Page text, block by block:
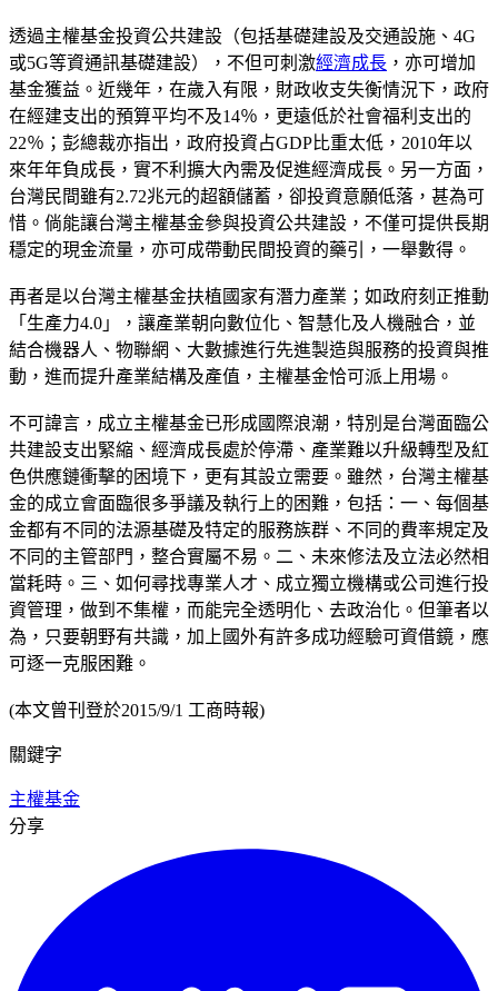
透過主權基金投資公共建設（包括基礎建設及交通設施、4G
或5G等資通訊基礎建設），不但可刺激經濟成長 ，亦可增加
基金獲益。近幾年，在歲入有限，財政收支失衡情況下，政府
在經建支出的預算平均不及14％，更遠低於社會福利支出的
22％；彭總裁亦指出，政府投資占GDP比重太低，2010年以
來年年負成長，實不利擴大內需及促進經濟成長。另一方面，
台灣民間雖有2.72兆元的超額儲蓄，卻投資意願低落，甚為可
惜。倘能讓台灣主權基金參與投資公共建設，不僅可提供長期
穩定的現金流量，亦可成帶動民間投資的藥引，一舉數得。
再者是以台灣主權基金扶植國家有潛力產業；如政府刻正推動
「生產力4.0」，讓產業朝向數位化、智慧化及人機融合，並
結合機器人、物聯網、大數據進行先進製造與服務的投資與推
動，進而提升產業結構及產值，主權基金恰可派上用場。
不可諱言，成立主權基金已形成國際浪潮，特別是台灣面臨公
共建設支出緊縮、經濟成長處於停滯、產業難以升級轉型及紅
色供應鏈衝擊的困境下，更有其設立需要。雖然，台灣主權基
金的成立會面臨很多爭議及執行上的困難，包括：一、每個基
金都有不同的法源基礎及特定的服務族群、不同的費率規定及
不同的主管部門，整合實屬不易。二、未來修法及立法必然相
當耗時。三、如何尋找專業人才、成立獨立機構或公司進行投
資管理，做到不集權，而能完全透明化、去政治化。但筆者以
為，只要朝野有共識，加上國外有許多成功經驗可資借鏡，應
可逐一克服困難。
(本文曾刊登於2015/9/1 工商時報)
關鍵字
主權基金
分享